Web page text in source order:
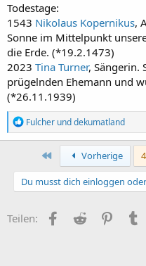
Todestage:
1543 Nikolaus Kopernikus,
Sonne im Mittelpunkt
die Erde. (*19.2.1473)
2023 Tina Turner, Sängerin.
prügelnden Ehemann und
(*26.11.1939)
R
e
a
i
o
n
Fulcher unddekumatland
Erste Vorherige
Du musst dich einloggen
Teilen: Facebook
Reddit